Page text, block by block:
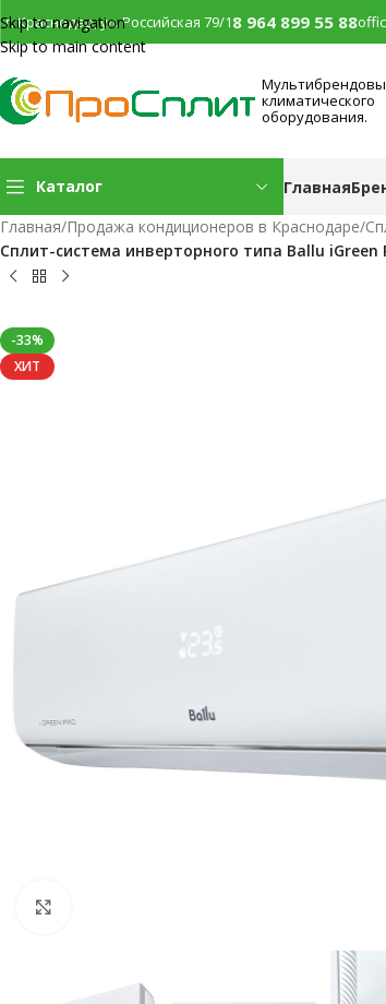
Skip to navigation
Skip to main content
г. Краснодар, ул. Российская 79/18 964 899 55 88
климатического
оборудования.
Каталог Главная
Главная/Продажа кондиционеров в Краснодаре/
Сплит-система инверторного типа Ballu iGreen
-33%
ХИТ